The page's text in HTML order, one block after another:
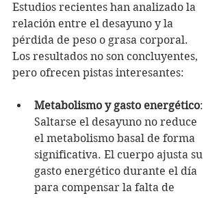
Estudios recientes han analizado la
relación entre el desayuno y la
pérdida de peso o grasa corporal.
Los resultados no son concluyentes,
pero ofrecen pistas interesantes:
Metabolismo y gasto energético:
Saltarse el desayuno no reduce
el metabolismo basal de forma
significativa. El cuerpo ajusta su
gasto energético durante el día
para compensar la falta de